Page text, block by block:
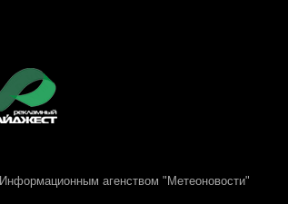
Информационным агенством "Метеоновости"